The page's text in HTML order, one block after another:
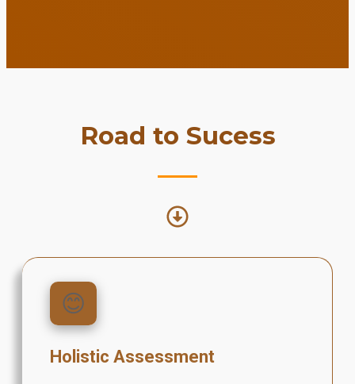
Road to Sucess
😊
Holistic Assessment